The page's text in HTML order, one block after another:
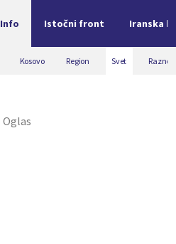
Info Istočni front Iranska
Kosovo Region Svet Razno